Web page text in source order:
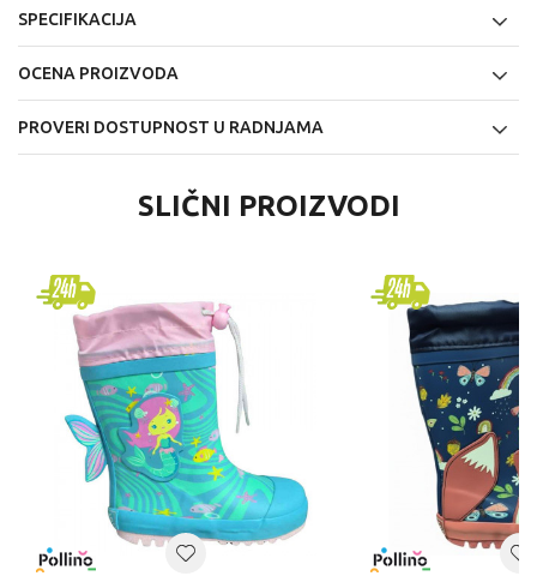
SPECIFIKACIJA
OCENA PROIZVODA
PROVERI DOSTUPNOST U RADNJAMA
SLIČNI PROIZVODI